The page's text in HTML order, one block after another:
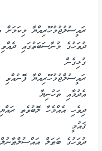
ރައީސުލުޖުމުހޫރިއްޔާ
ދުވަހުގެ މުނާސަބަތުގައި
ގުޅިގެން
ރައީސުލްޖުމުހޫރިއްޔާ
އެދުމާއި ތަހުނިޔާ
ދިވެހި އެއްމެހާ ލޮބުވެތި
ޤައުމީ
ދުވަހުގެ ބަޠަލް